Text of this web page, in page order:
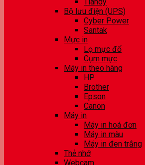
Bộ lưu điện (UPS)
Cyber Power
Santak
Mực in
Lọ mực đổ
Cụm mực
Máy in theo hãng
HP
Brother
Epson
Canon
Máy in
Máy in hoá đơn
Máy in màu
Máy in đen trắng
Thẻ nhớ
Webcam